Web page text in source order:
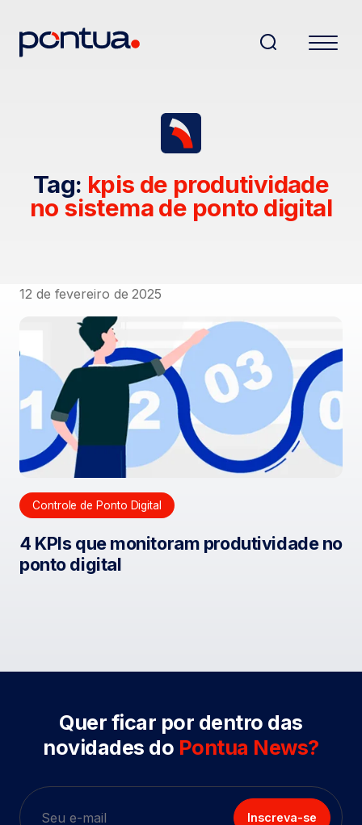
Tag: kpis de produtividade
no sistema de ponto digital
12 de fevereiro de 2025
Controle de Ponto Digital
4 KPIs que monitoram produtividade no
ponto digital
Quer ficar por dentro das
novidades do Pontua News?
Inscreva-se